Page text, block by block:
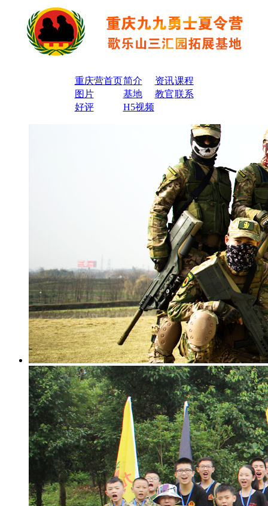
重庆营首页简介 资讯课程
图片
基地 教官联系
好评
H5视频